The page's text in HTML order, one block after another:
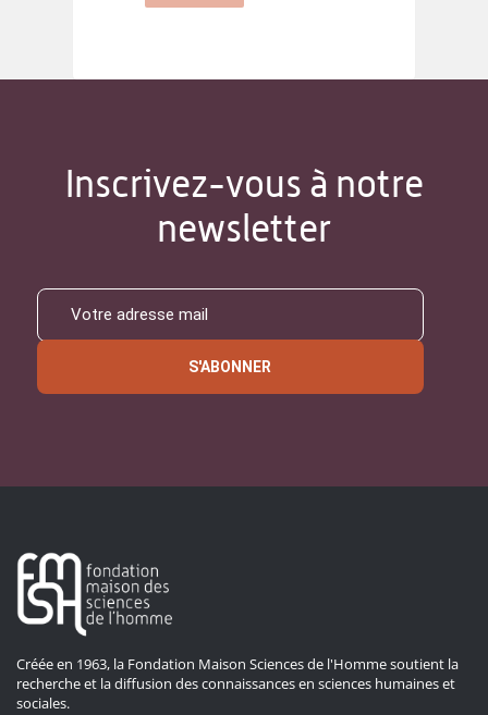
Inscrivez-vous à notre
newsletter
S'ABONNER
Créée en 1963, la Fondation Maison Sciences de l'Homme soutient la
recherche et la diffusion des connaissances en sciences humaines et
sociales.